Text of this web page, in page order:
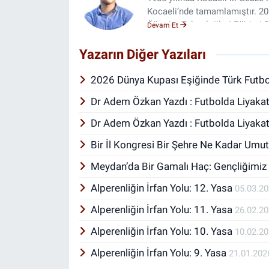
Kocaeli’nde tamamlamıştır.
Öğretim Teknolojileri Eğitimi
lisansını, 2025 yılında ise
sıra edebiyata olan ilgisiyle,
alanlarda araştırmalar
da önem veren Özkan, siyasi
Yönetim Kurulu ve İcra Kurulu
alanındaki tecrübeleri
çocuk babası olan Dr. Adem
uzanan geniş bir perspektifle
Devam Et
Yazarın Diğer Yazıları
2026 Dünya Kupası Eşiğinde Türk
Dr Adem Özkan Yazdı : Futbolda Liyakat
Dr Adem Özkan Yazdı : Futbolda Liyakat
Bir İl Kongresi Bir Şehre Ne Kadar
Meydan’da Bir Gamalı Haç:
Alperenliğin İrfan Yolu: 12. Yasa
Alperenliğin İrfan Yolu: 11. Yasa
Alperenliğin İrfan Yolu: 10. Yasa
Alperenliğin İrfan Yolu: 9. Yasa